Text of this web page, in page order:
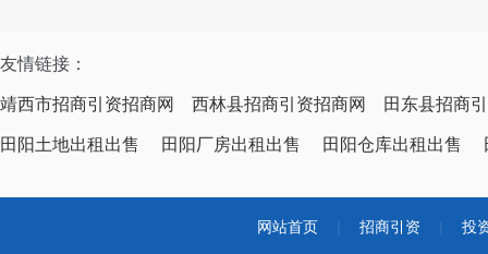
友情链接：
靖西市招商引资招商网 西林县招商引资招商网 田东县招商
田阳土地出租出售 田阳厂房出租出售 田阳仓库出租出售
网站首页 招商引资 投